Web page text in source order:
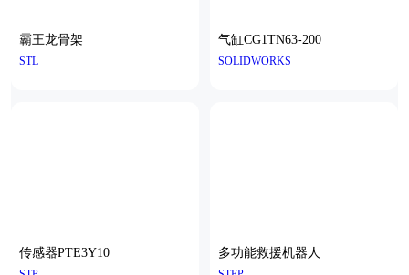
霸王龙骨架
STL
气缸CG1TN63-200
SOLIDWORKS
传感器PTE3Y10 多功能救援机器人